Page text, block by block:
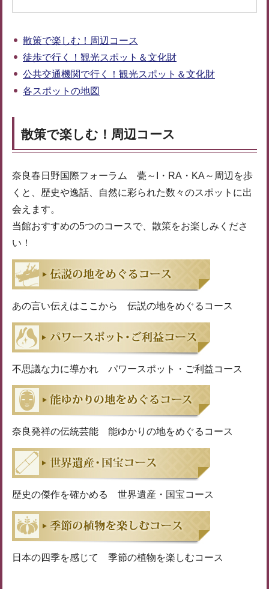
散策で楽しむ！周辺コース
徒歩で行く！観光スポット＆文化財
公共交通機関で行く！観光スポット＆文化財
各スポットの地図
散策で楽しむ！周辺コース
奈良春日野国際フォーラム 甍～I・RA・KA～周辺を歩
くと、歴史や逸話、自然に彩られた数々のスポットに出
会えます。
当館おすすめの5つのコースで、散策をお楽しみくださ
い！
あの言い伝えはここから 伝説の地をめぐるコース
不思議な力に導かれ パワースポット・ご利益コース
奈良発祥の伝統芸能 能ゆかりの地をめぐるコース
歴史の傑作を確かめる 世界遺産・国宝コース
日本の四季を感じて 季節の植物を楽しむコース